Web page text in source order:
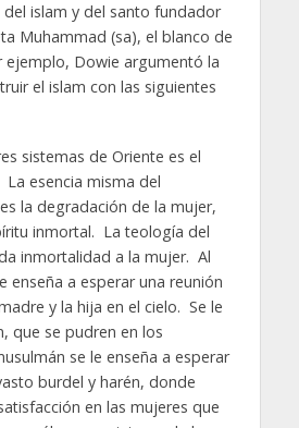
islam y del santo fundador
Muhammad (sa), el blanco de
ejemplo, Dowie argumentó la
el islam con las siguientes
sistemas de Oriente es el
esencia misma del
la degradación de la mujer,
inmortal. La teología del
inmortalidad a la mujer. Al
enseña a esperar una reunión
y la hija en el cielo. Se le
que se pudren en los
se le enseña a esperar
burdel y harén, donde
en las mujeres que